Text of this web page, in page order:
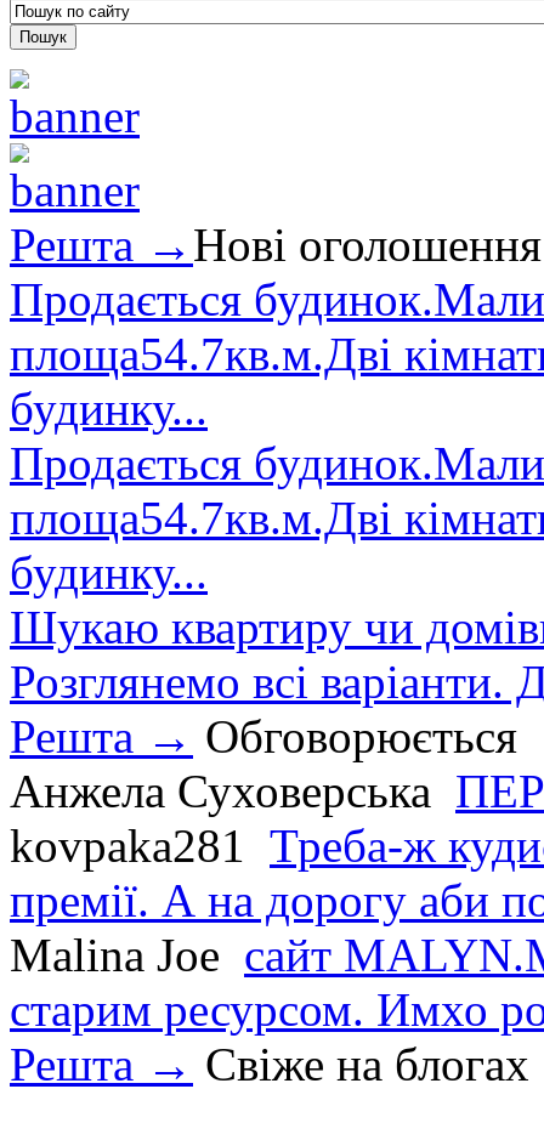
Решта → Нові оголошення
Продається
площа54.7кв.м.Дві
будинку...
Продається
площа54.7кв.м.Дві
будинку...
Шукаю квартиру чи
Розглянемо всі варіанти.
Решта → Обговорюється
Анжела Суховерська
kovpaka281 Треба-ж
премії. А на дорогу аби
Malina Joe сайт
старим ресурсом. Имхо
Решта → Свіже на блогах